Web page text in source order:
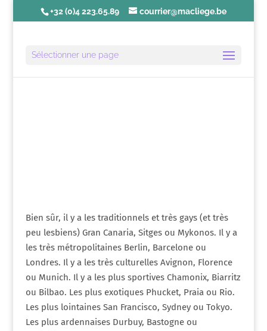
+32 (0)4 223.65.89 courrier@macliege.be
Sélectionner une page
Bien sûr, il y a les traditionnels et très gays (et très
peu lesbiens) Gran Canaria, Sitges ou Mykonos. Il y a
les très métropolitaines Berlin, Barcelone ou
Londres. Il y a les très culturelles Avignon, Florence
ou Munich. Il y a les plus sportives Chamonix, Biarritz
ou Bilbao. Les plus exotiques Phucket, Praia ou Rio.
Les plus lointaines San Francisco, Sydney ou Tokyo.
Les plus ardennaises Durbuy, Bastogne ou